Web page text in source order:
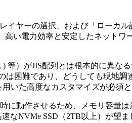
イヤーの選択、および「ローカ
高い電力効率と安定したネットワ
等）がJIS配列とは根本的に異な
困難であり、どうしても現地調
いた高度なカスタマイズが必須と
に動作させるため、メモリ容量
なNVMe SSD（2TB以上）が望ま